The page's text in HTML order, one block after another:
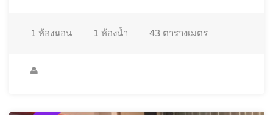
1 ห้องนอน 1 ห้องน้ำ 43 ตารางเมตร